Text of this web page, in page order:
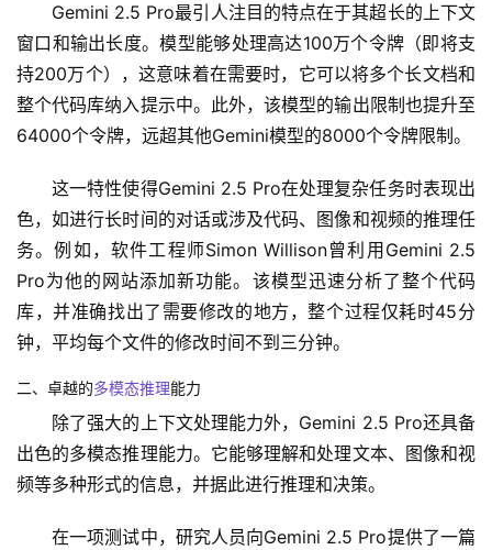
Gemini 2.5 Pro最引人注目的特点在于其超长的上下文
窗口和输出长度。模型能够处理高达100万个令牌（即将支
持200万个），这意味着在需要时，它可以将多个长文档和
整个代码库纳入提示中。此外，该模型的输出限制也提升至
64000个令牌，远超其他Gemini模型的8000个令牌限制。
这一特性使得Gemini 2.5 Pro在处理复杂任务时表现出
色，如进行长时间的对话或涉及代码、图像和视频的推理任
务。例如，软件工程师Simon Willison曾利用Gemini 2.5
Pro为他的网站添加新功能。该模型迅速分析了整个代码
库，并准确找出了需要修改的地方，整个过程仅耗时45分
钟，平均每个文件的修改时间不到三分钟。
二、卓越的多模态推理能力
除了强大的上下文处理能力外，Gemini 2.5 Pro还具备
出色的多模态推理能力。它能够理解和处理文本、图像和视
频等多种形式的信息，并据此进行推理和决策。
在一项测试中，研究人员向Gemini 2.5 Pro提供了一篇